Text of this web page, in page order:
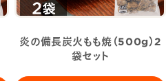
炎の備長炭火もも焼（500g）2
袋セット